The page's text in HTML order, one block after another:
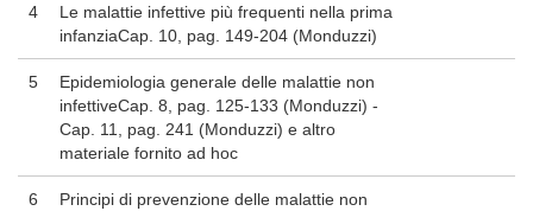
4
Le malattie infettive più frequenti nella prima
infanziaCap. 10, pag. 149-204 (Monduzzi)
5
Epidemiologia generale delle malattie non
infettiveCap. 8, pag. 125-133 (Monduzzi) -
Cap. 11, pag. 241 (Monduzzi) e altro
materiale fornito ad hoc
6
Principi di prevenzione delle malattie non